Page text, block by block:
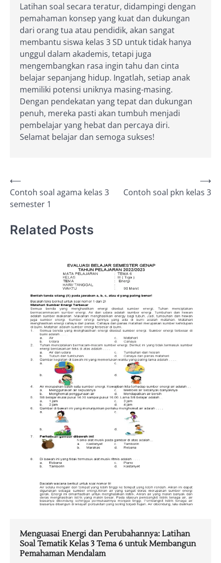
Latihan soal secara teratur, didampingi dengan
pemahaman konsep yang kuat dan dukungan
dari orang tua atau pendidik, akan sangat
membantu siswa kelas 3 SD untuk tidak hanya
unggul dalam akademis, tetapi juga
mengembangkan rasa ingin tahu dan cinta
belajar sepanjang hidup. Ingatlah, setiap anak
memiliki potensi uniknya masing-masing.
Dengan pendekatan yang tepat dan dukungan
penuh, mereka pasti akan tumbuh menjadi
pembelajar yang hebat dan percaya diri.
Selamat belajar dan semoga sukses!
Post
navigation
⟵
Contoh soal agama kelas 3
semester 1
Contoh soal pkn kelas 3
⟶
Related Posts
Menguasai Energi dan Perubahannya: Latihan
Soal Tematik Kelas 3 Tema 6 untuk Membangun
Pemahaman Mendalam